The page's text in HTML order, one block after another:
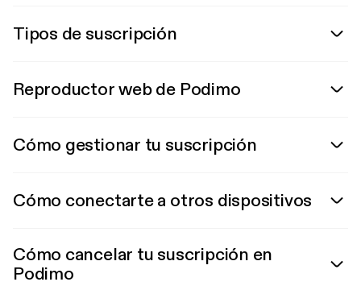
Tipos de suscripción
Reproductor web de Podimo
Cómo gestionar tu suscripción
Cómo conectarte a otros dispositivos
Cómo cancelar tu suscripción en
Podimo